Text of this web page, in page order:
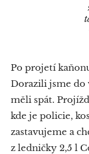
Po projetí
Dorazili jsme do
měli spát.
kde je policie,
zastavujeme a
z ledničky 2,5 l